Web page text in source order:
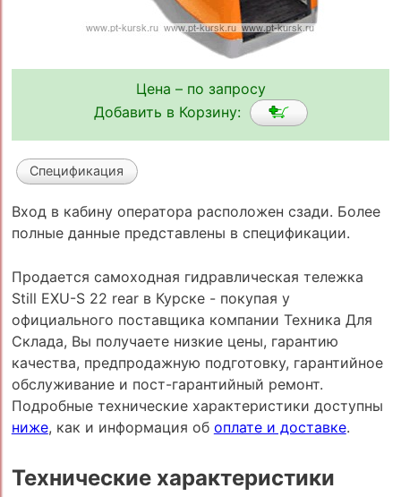
Цена – по запросу
Добавить в Корзину:
Спецификация
Вход в кабину оператора расположен сзади. Более
полные данные представлены в спецификации.
Продается самоходная гидравлическая тележка
Still EXU-S 22 rear в Курске - покупая у
официального поставщика компании Техника Для
Склада, Вы получаете низкие цены, гарантию
качества, предпродажную подготовку, гарантийное
обслуживание и пост-гарантийный ремонт.
Подробные технические характеристики доступны
ниже, как и информация об оплате и доставке.
Технические характеристики